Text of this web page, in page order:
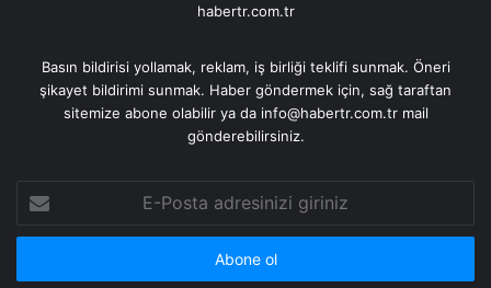
habertr.com.tr
Basın bildirisi yollamak, reklam, iş birliği teklifi sunmak. Öneri
şikayet bildirimi sunmak. Haber göndermek için, sağ taraftan
sitemize abone olabilir ya da info@habertr.com.tr mail
gönderebilirsiniz.
Posta
adresinizi